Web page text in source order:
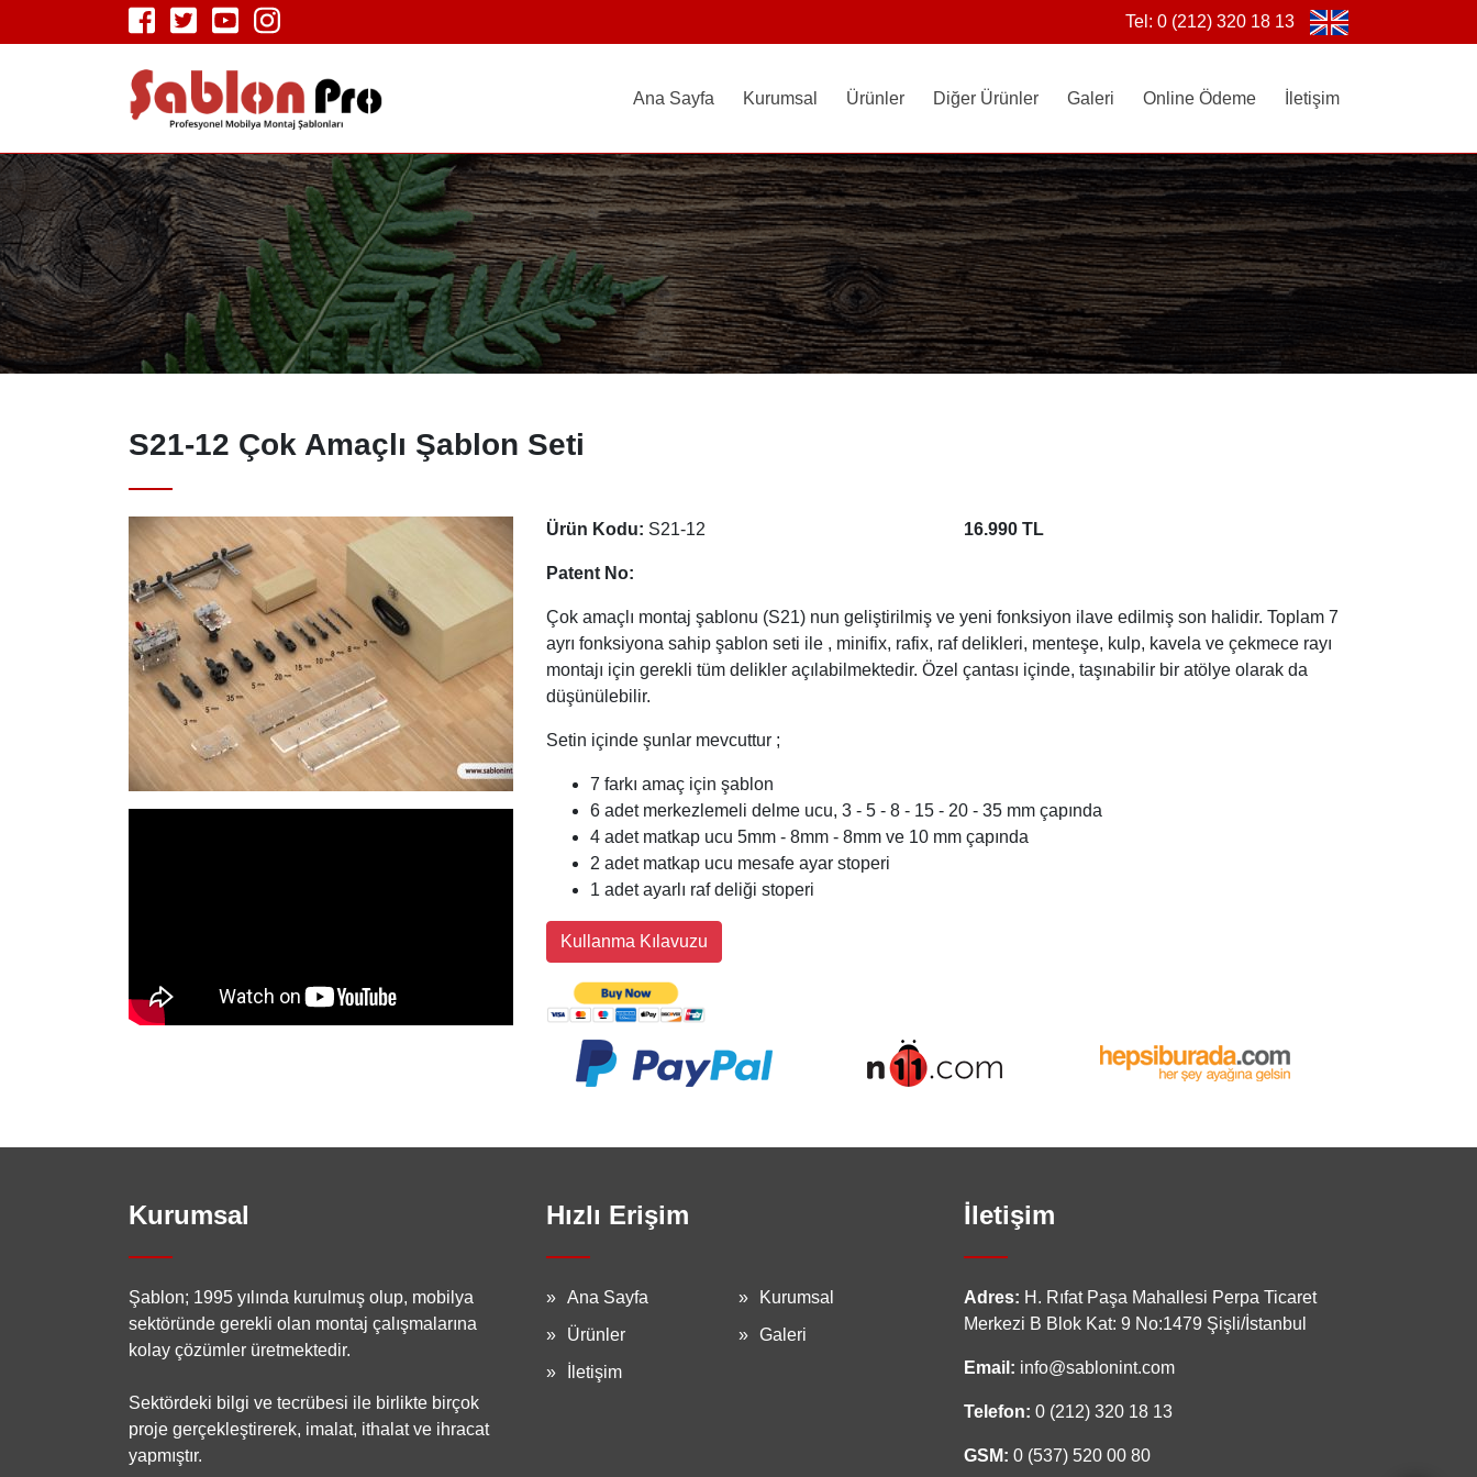
Tel: 0 (212) 320 18 13
Ana Sayfa Kurumsal Ürünler Diğer Ürünler Galeri Online Ödeme İletişim
S21-12 Çok Amaçlı Şablon Seti
Ürün Kodu: S21-12 16.990 TL
Patent No:
Çok amaçlı montaj şablonu (S21) nun geliştirilmiş ve yeni fonksiyon ilave edilmiş son halidir. Toplam 7
ayrı fonksiyona sahip şablon seti ile , minifix, rafix, raf delikleri, menteşe, kulp, kavela ve çekmece rayı
montajı için gerekli tüm delikler açılabilmektedir. Özel çantası içinde, taşınabilir bir atölye olarak da
düşünülebilir.
Setin içinde şunlar mevcuttur ;
7 farkı amaç için şablon
6 adet merkezlemeli delme ucu, 3 - 5 - 8 - 15 - 20 - 35 mm çapında
4 adet matkap ucu 5mm - 8mm - 8mm ve 10 mm çapında
2 adet matkap ucu mesafe ayar stoperi
1 adet ayarlı raf deliği stoperi
Kullanma Kılavuzu
Kurumsal
Şablon; 1995 yılında kurulmuş olup, mobilya
sektöründe gerekli olan montaj çalışmalarına
kolay çözümler üretmektedir.
Sektördeki bilgi ve tecrübesi ile birlikte birçok
proje gerçekleştirerek, imalat, ithalat ve ihracat
yapmıştır.
Hızlı Erişim
Ana Sayfa
Kurumsal
Ürünler
Galeri
İletişim
İletişim
Adres: H. Rıfat Paşa Mahallesi Perpa Ticaret
Merkezi B Blok Kat: 9 No:1479 Şişli/İstanbul
Email: info@sablonint.com
Telefon: 0 (212) 320 18 13
GSM: 0 (537) 520 00 80